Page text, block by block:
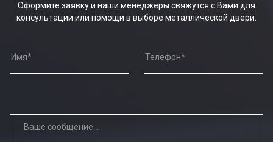
Оформите заявку и наши менеджеры свяжутся с Вами для
консультации или помощи в выборе металлической двери.